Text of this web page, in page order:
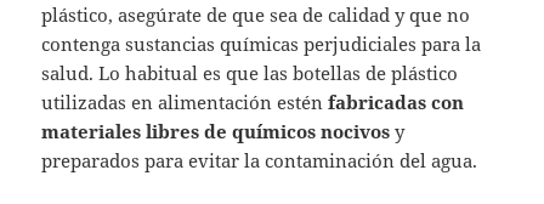
plástico, asegúrate de que sea de calidad y que no
contenga sustancias químicas perjudiciales para la
salud. Lo habitual es que las botellas de plástico
utilizadas en alimentación esténfabricadas con
materiales libres de químicos nocivos y
preparados para evitar la contaminación del agua.